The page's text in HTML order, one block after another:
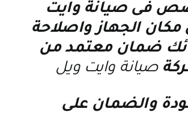
فىصيانة وايت
مكان الجهاز واصلاحة
ضمان معتمد من
صيانة وايت ويل
والضمان على